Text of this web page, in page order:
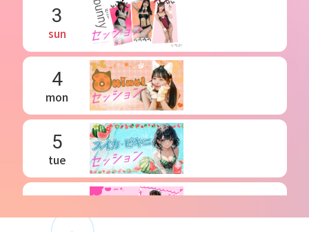
3
sun
4
mon
5
tue
wed